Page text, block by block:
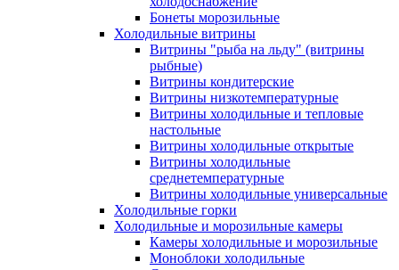
Бонеты морозильные
Холодильные витрины
Витрины "рыба на льду" (витрины
рыбные)
Витрины кондитерские
Витрины низкотемпературные
Витрины холодильные и тепловые
настольные
Витрины холодильные открытые
Витрины холодильные
среднетемпературные
Витрины холодильные универсальные
Холодильные горки
Холодильные и морозильные камеры
Камеры холодильные и морозильные
Моноблоки холодильные